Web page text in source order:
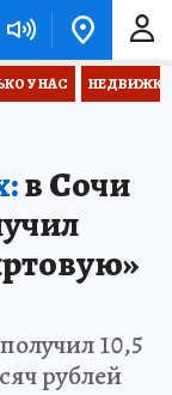
У НАС НЕДВИЖКА
в Сочи
10,5
рублей